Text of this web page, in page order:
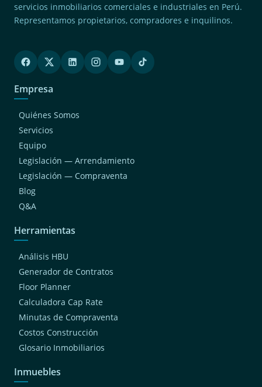
San Juan De Miraflores (2)
Jesus Maria
Surquillo
Magdalena Del Mar
Chaclacayo
San Bartolo
San Luis
Cieneguilla
servicios inmobiliarios comerciales e industriales en Perú.
Representamos propietarios, compradores e inquilinos.
Empresa
Quiénes Somos
Servicios
Equipo
Legislación — Arrendamiento
Legislación — Compraventa
Blog
Q&A
Herramientas
Análisis HBU
Generador de Contratos
Floor Planner
Calculadora Cap Rate
Minutas de Compraventa
Costos Construcción
Glosario Inmobiliarios
Inmuebles